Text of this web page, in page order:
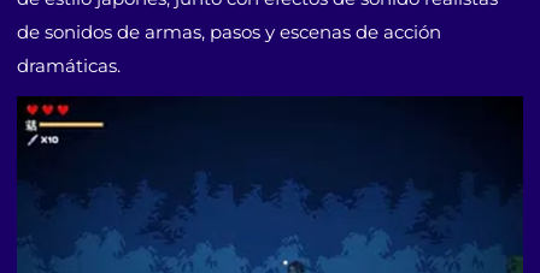
de sonidos de armas, pasos y escenas de acción
dramáticas.